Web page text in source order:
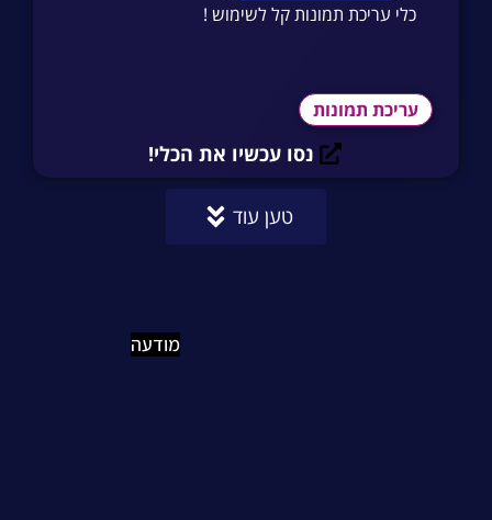
כלי עריכת תמונות קל לשימוש !
עריכת תמונות
נסו עכשיו את הכלי!
טען עוד
מודעה